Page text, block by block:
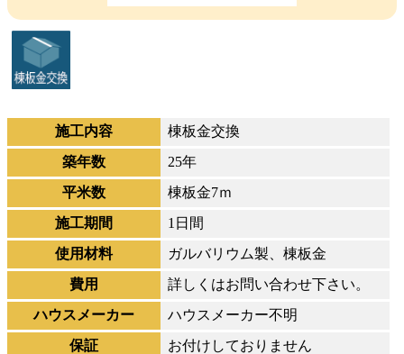
施工内容
棟板金交換
築年数
25年
平米数
棟板金7ｍ
施工期間
1日間
使用材料
ガルバリウム製、棟板金
費用
詳しくはお問い合わせ下さい。
ハウスメーカー
ハウスメーカー不明
保証
お付けしておりません